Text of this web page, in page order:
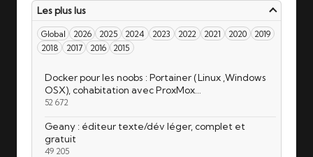
Les plus lus
Global 2026 2025 2024 2023 2022 2021 2020
2019
2018
2017 2016 2015
Docker pour les noobs : Portainer (Linux ,Windows
OSX), cohabitation avec ProxMox…
52 672
Geany : éditeur texte/dév léger, complet et
gratuit
49 205